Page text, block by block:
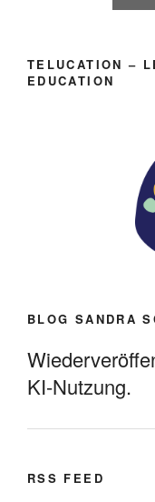
TELUCATION –
EDUCATION
BLOG SANDRA
KI-Nutzung.
RSS FEED